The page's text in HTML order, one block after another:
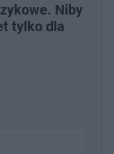
Niby
tylko dla